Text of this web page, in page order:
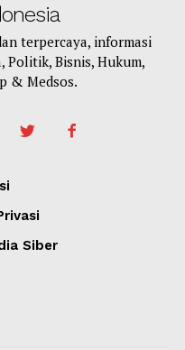
terpercaya, informasi
Politik, Bisnis, Hukum,
& Medsos.
Siber